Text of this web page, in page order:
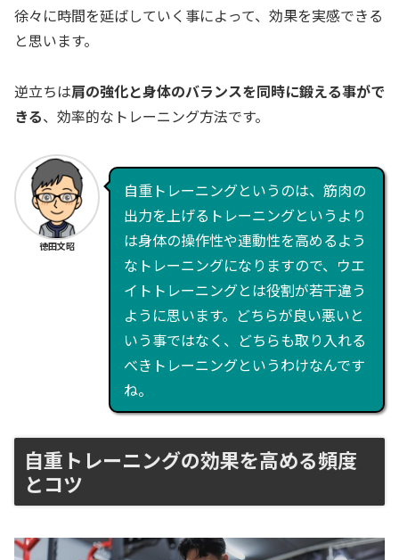
徐々に時間を延ばしていく事によって、効果を実感できる
と思います。
逆立ちは肩の強化と身体のバランスを同時に鍛える事がで
きる、効率的なトレーニング方法です。
徳田文昭
自重トレーニングというのは、筋肉の
出力を上げるトレーニングというより
は身体の操作性や連動性を高めるよう
なトレーニングになりますので、ウエ
イトトレーニングとは役割が若干違う
ように思います。どちらが良い悪いと
いう事ではなく、どちらも取り入れる
べきトレーニングというわけなんです
ね。
自重トレーニングの効果を高める頻度
とコツ